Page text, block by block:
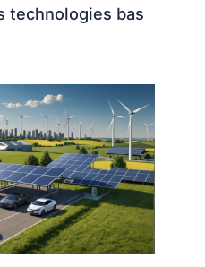
technologies bas